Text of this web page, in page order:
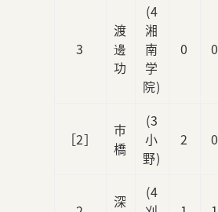
3
渡
邊
功
(4
湘
南
学
院)
0 0
［2］
市
橋
(3
小
野)
2 0
深
(4